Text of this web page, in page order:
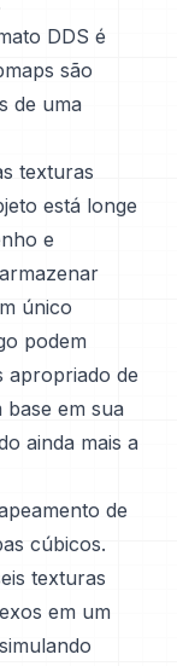
DDS é
são
de uma
texturas
está longe
e
único
podem
apropriado de
em sua
ainda mais a
de
cúbicos.
texturas
em um